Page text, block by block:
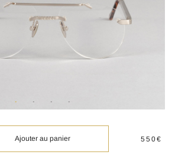
Ajouter au panier 550€